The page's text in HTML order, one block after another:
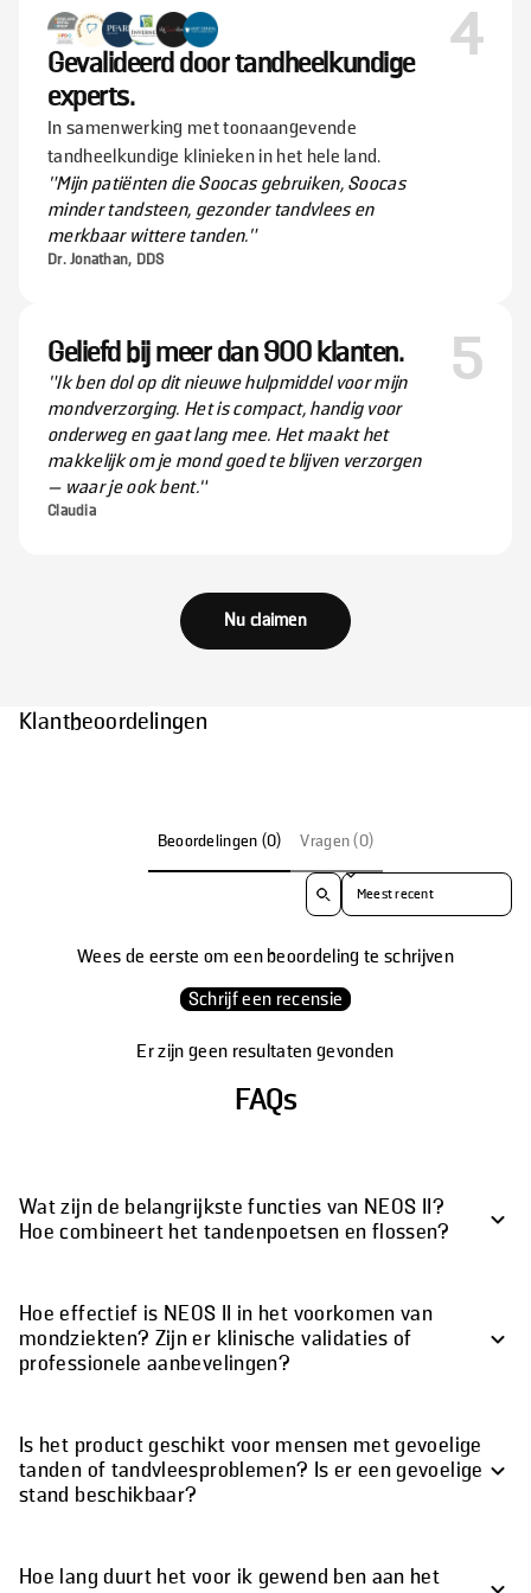
Gevalideerd door tandheelkundige
experts.
In samenwerking met toonaangevende
tandheelkundige klinieken in het hele land.
"Mijn patiënten die Soocas gebruiken, Soocas
minder tandsteen, gezonder tandvlees en
merkbaar wittere tanden."
Dr. Jonathan, DDS
4
Geliefd bij meer dan 900 klanten.
”Ik ben dol op dit nieuwe hulpmiddel voor mijn
mondverzorging. Het is compact, handig voor
onderweg en gaat lang mee. Het maakt het
makkelijk om je mond goed te blijven verzorgen
— waar je ook bent.“
Claudia
5
Nu claimen
Klantbeoordelingen
Beoordelingen (0) Vragen (0)
Sorteer beoordelingen op
Wees de eerste om een beoordeling te schrijven
Schrijf een recensie
Er zijn geen resultaten gevonden
FAQs
Wat zijn de belangrijkste functies van NEOS II?
Hoe combineert het tandenpoetsen en flossen?
Hoe effectief is NEOS II in het voorkomen van
mondziekten? Zijn er klinische validaties of
professionele aanbevelingen?
Is het product geschikt voor mensen met gevoelige
tanden of tandvleesproblemen? Is er een gevoelige
stand beschikbaar?
Hoe lang duurt het voor ik gewend ben aan het